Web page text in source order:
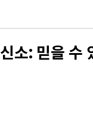
소: 믿을 수